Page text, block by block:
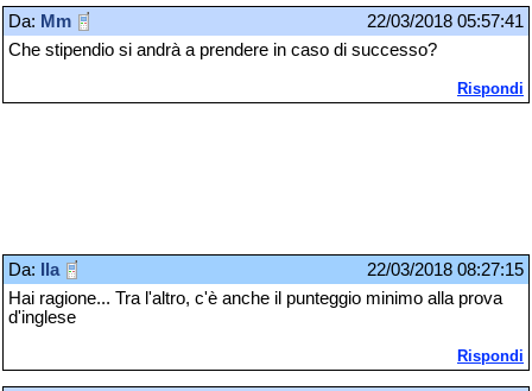
Da: Mm
22/03/2018 05:57:41
Che stipendio si andrà a prendere in caso di successo?
Rispondi
Da: Ila
22/03/2018 08:27:15
Hai ragione... Tra l'altro, c'è anche il punteggio minimo alla prova
d'inglese
Rispondi